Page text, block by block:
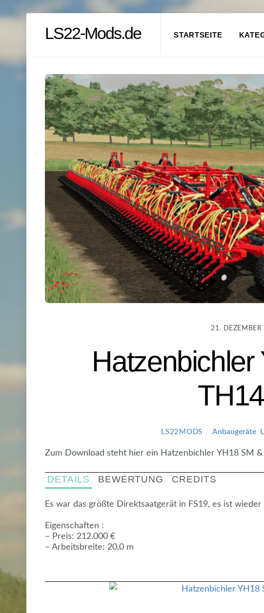
LS22-Mods.de STARTSEITE
21. DEZEMBER
LS22MODS Anbaugeräte
Zum Download steht hier ein Hatzenbichler YH18 SM
DETAILS BEWERTUNG CREDITS
Es war das größte Direktsaatgerät in FS19, es ist
Eigenschaften :
– Preis: 212.000 €
– Arbeitsbreite: 20,0 m